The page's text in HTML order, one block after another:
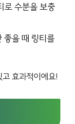
로 수분을 보충
좋을 때 링티를
효과적이에요!